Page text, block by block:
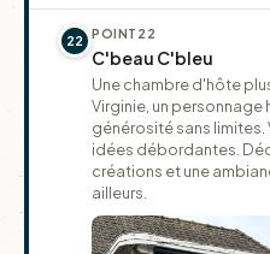
22 POINT 22
C'beau C'bleu
Une chambre d'hôte
Virginie, un personnage
générosité sans limites.
idées débordantes.
créations et une
ailleurs.